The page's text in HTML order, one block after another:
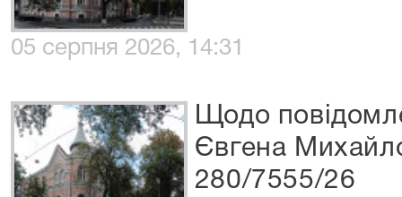
05 серпня 2026, 14:31
Щодо
Євгена
280/7555/26